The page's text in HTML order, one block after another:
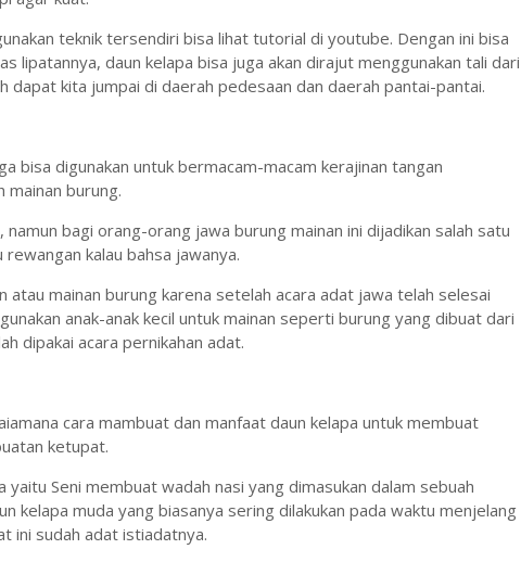
teknik tersendiri bisa lihat tutorial di youtube. Dengan ini bisa
lipatannya, daun kelapa bisa juga akan dirajut menggunakan tali dari
dapat kita jumpai di daerah pedesaan dan daerah pantai-pantai.
bisa digunakan untuk bermacam-macam kerajinan tangan
mainan burung.
bagi orang-orang jawa burung mainan ini dijadikan salah satu
kalau bahsa jawanya.
atau mainan burung karena setelah acara adat jawa telah selesai
anak-anak kecil untuk mainan seperti burung yang dibuat dari
dipakai acara pernikahan adat.
cara mambuat dan manfaat daun kelapa untuk membuat
ketupat.
yaitu Seni membuat wadah nasi yang dimasukan dalam sebuah
kelapa muda yang biasanya sering dilakukan pada waktu menjelang
ini sudah adat istiadatnya.